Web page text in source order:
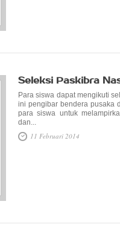
Seleksi Paskibra
Para siswa dapat mengikuti
ini pengibar bendera pusaka
para siswa untuk
dan...
11 Februari 2014